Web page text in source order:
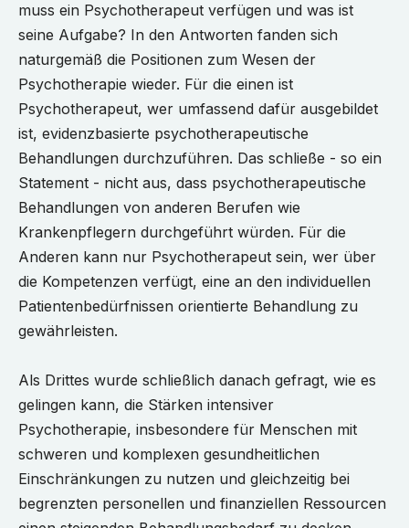
muss ein Psychotherapeut verfügen und was ist
seine Aufgabe? In den Antworten fanden sich
naturgemäß die Positionen zum Wesen der
Psychotherapie wieder. Für die einen ist
Psychotherapeut, wer umfassend dafür ausgebildet
ist, evidenzbasierte psychotherapeutische
Behandlungen durchzuführen. Das schließe - so ein
Statement - nicht aus, dass psychotherapeutische
Behandlungen von anderen Berufen wie
Krankenpflegern durchgeführt würden. Für die
Anderen kann nur Psychotherapeut sein, wer über
die Kompetenzen verfügt, eine an den individuellen
Patientenbedürfnissen orientierte Behandlung zu
gewährleisten.
Als Drittes wurde schließlich danach gefragt, wie es
gelingen kann, die Stärken intensiver
Psychotherapie, insbesondere für Menschen mit
schweren und komplexen gesundheitlichen
Einschränkungen zu nutzen und gleichzeitig bei
begrenzten personellen und finanziellen Ressourcen